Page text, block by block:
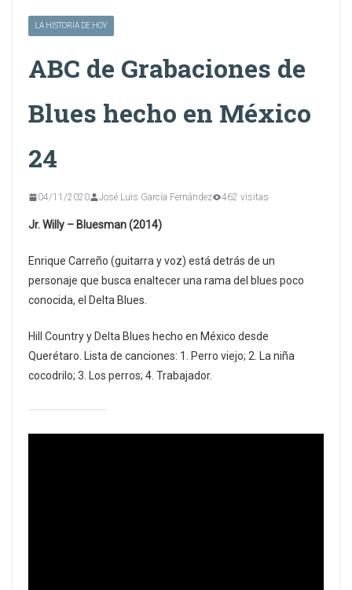
LA HISTORIA DE HOY
ABC de Grabaciones de
Blues hecho en México
24
04/11/2020 José Luis García Fernández 462 visitas
Jr. Willy – Bluesman(2014)
Enrique Carreño (guitarra y voz) está detrás de un
personaje que busca enaltecer una rama del blues poco
conocida, el Delta Blues.
Hill Country y Delta Blues hecho en México desde
Querétaro. Lista de canciones: 1. Perro viejo; 2. La niña
cocodrilo; 3. Los perros; 4. Trabajador.